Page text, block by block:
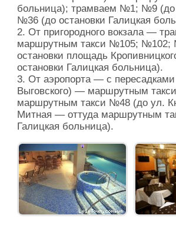
больница); трамваем №1; №9 (до
№36 (до остановки Галицкая
2. От пригородного вокзала —
маршрутным такси №105; №102;
остановки площадь
остановки Галицкая больница).
3. От аэропорта — с
Выговского) — маршрутным
маршрутным такси №48 (до ул.
Митная — оттуда маршрутным
Галицкая больница).